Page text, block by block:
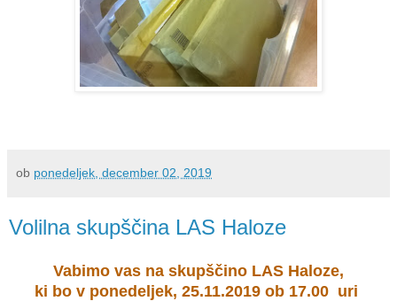
ob ponedeljek, december 02, 2019
Volilna skupščina LAS Haloze
Vabimo vas na skupščino LAS Haloze,
ki bo v ponedeljek, 25.11.2019 ob 17.00 uri